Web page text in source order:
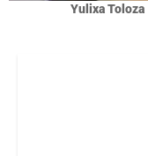
Yulixa Toloza